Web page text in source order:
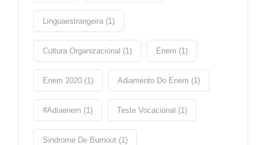
Linguaestrangeira (1)
Cultura Organizacional (1) Enem (1)
Enem 2020 (1) Adiamento Do Enem (1)
#adiaenem (1) Teste Vocacional (1)
Sindrome De Burnout (1)